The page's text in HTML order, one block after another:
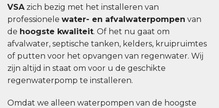
VSAzich bezig met het installeren van
professionele water- en afvalwaterpompen van
de hoogste kwaliteit. Of het nu gaat om
afvalwater, septische tanken, kelders, kruipruimtes
of putten voor het opvangen van regenwater. Wij
zijn altijd in staat om voor u de geschikte
regenwaterpomp te installeren.
Omdat we alleen waterpompen van de hoogste